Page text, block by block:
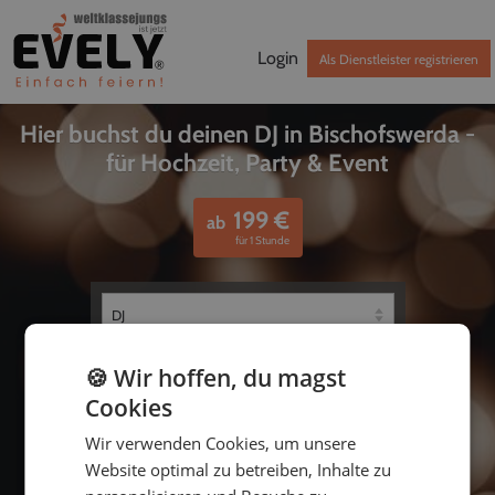
Login Als Dienstleister registrieren
Hier buchst du deinen DJ in Bischofswerda -
für Hochzeit, Party & Event
ab 199€
für 1 Stunde
bis
🍪 Wir hoffen, du magst
Cookies
Wir verwenden Cookies, um unsere
Website optimal zu betreiben, Inhalte zu